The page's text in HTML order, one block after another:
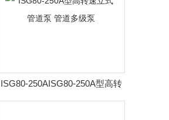
ISG80-250AISG80-250A型高转
速立式管道泵 管道多级泵